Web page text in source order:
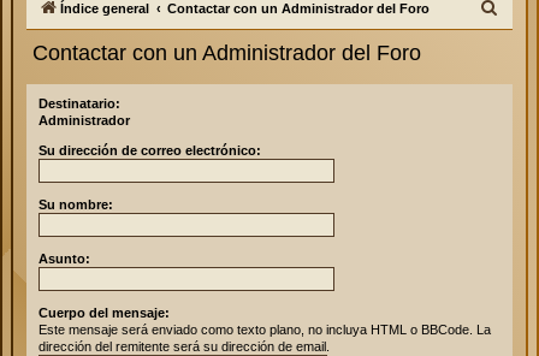
Índice general Contactar con un Administrador del Foro
Contactar con un Administrador del Foro
Destinatario:
Administrador
Su dirección de correo electrónico:
Su nombre:
Asunto:
Cuerpo del mensaje:
Este mensaje será enviado como texto plano, no incluya HTML o BBCode. La
dirección del remitente será su dirección de email.